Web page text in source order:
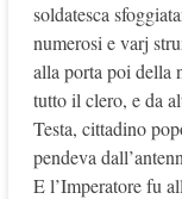
soldatesca
numerosi e varj
alla porta poi della
tutto il clero, e da
Testa, cittadino
pendeva
E l’Imperatore fu